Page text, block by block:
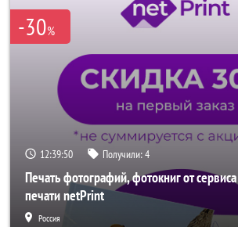
-30%
12:39:48 Получили:4
Печать фотографий, фотокниг от
печати netPrint
Россия